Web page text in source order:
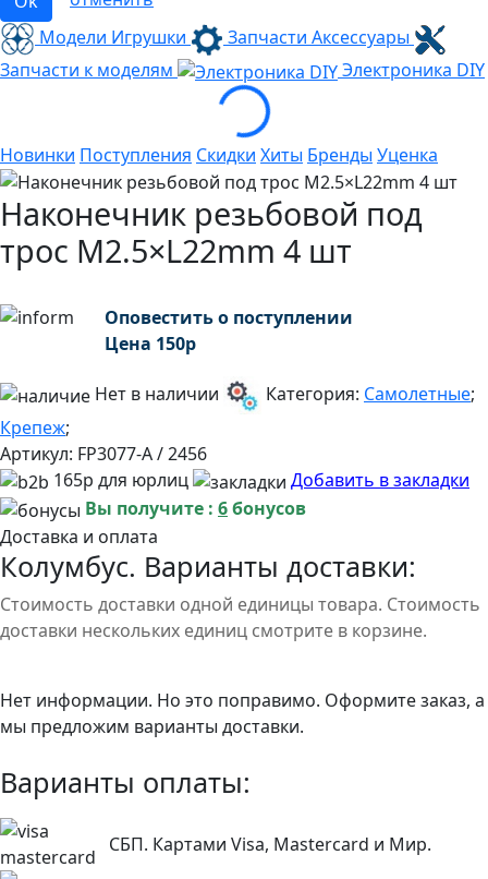
Модели Игрушки
Запчасти Аксессуары
Запчасти к моделям
Электроника DIY
Loading...
Новинки Поступления Скидки Хиты Бренды Уценка
Наконечник резьбовой под
трос M2.5×L22mm 4 шт
Оповестить о поступлении
Цена 150р
Нет в наличии Категория: Самолетные;
Крепеж;
Артикул: FP3077-A / 2456
165р для юрлиц
Добавить в закладки
Вы получите : 6бонусов
Доставка и оплата
Колумбус. Варианты доставки:
Стоимость доставки одной единицы товара. Стоимость
доставки нескольких единиц смотрите в корзине.
Нет информации. Но это поправимо. Оформите заказ, а
мы предложим варианты доставки.
Варианты оплаты:
СБП. Картами Visa, Mastercard и Мир.